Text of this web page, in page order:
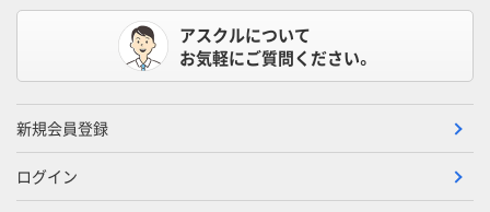
アスクルについて
お気軽にご質問ください。
新規会員登録
ログイン